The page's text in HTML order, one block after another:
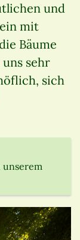
und
mit
Bäume
sehr
sich
unserem